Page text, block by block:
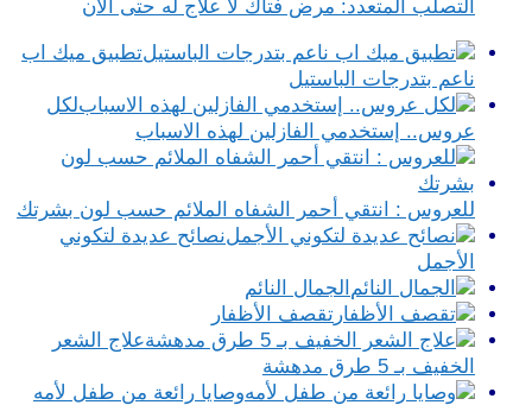
التصلب المتعدد: مرض فتاك لا علاج له حتى الآن
تطبيق ميك اب
ناعم بتدرجات الباستيل
لكل
عروس.. إستخدمي الفازلين لهذه الاسباب
للعروس : انتقي أحمر الشفاه الملائم حسب لون بشرتك
نصائح عديدة لتكوني
الأجمل
الجمال النائم
تقصف الأظفار
علاج الشعر
الخفيف بـ 5 طرق مدهشة
وصايا رائعة من طفل لأمه